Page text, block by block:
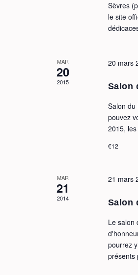
Sèvres
le site
MAR
20
2015
20 mars
Salon
Salon du
pouvez
2015,
€12
MAR
21
2014
21 mars
Salon
Le salon
pourrez
présents